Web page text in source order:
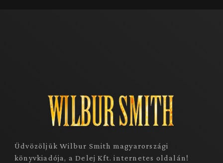
Üdvözöljük Wilbur Smith magyarországi
könyvkiadója, a Delej Kft. internetes oldalán!